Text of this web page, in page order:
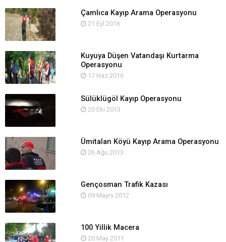
Çamlıca Kayıp Arama Operasyonu
21 Eyl 2016
Kuyuya Düşen Vatandaşı Kurtarma
Operasyonu
17 Haz 2016
Sülüklügöl Kayıp Operasyonu
20 Eki 2013
Ümitalan Köyü Kayıp Arama Operasyonu
26 Ağu 2013
Gençosman Trafik Kazası
09 Mayıs 2012
100 Yillik Macera
20 May 2011